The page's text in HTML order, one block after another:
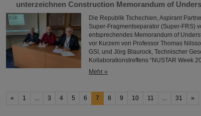
unterzeichnen Construction Memorandum of
Die Republik Tschechien, Aspirant
Super-Fragmentseparator (Super-FRS)
entsprechendes Memorandum of
vor Kurzem von Professor Thomas
GSI, und Jörg Blaurock, Technischer
Kollaborationstreffens “NUSTAR Week
Mehr »
« 1 ... 3 4 5 6 7 8 9 10 11 ... 31 »